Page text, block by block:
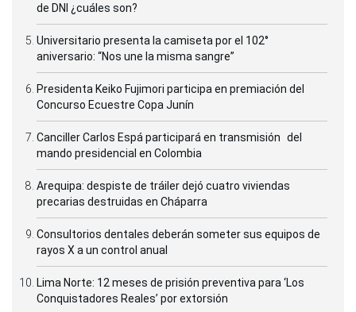
de DNI ¿cuáles son?
Universitario presenta la camiseta por el 102°
aniversario: “Nos une la misma sangre”
Presidenta Keiko Fujimori participa en premiación del
Concurso Ecuestre Copa Junín
Canciller Carlos Espá participará en transmisión del
mando presidencial en Colombia
Arequipa: despiste de tráiler dejó cuatro viviendas
precarias destruidas en Cháparra
Consultorios dentales deberán someter sus equipos de
rayos X a un control anual
Lima Norte: 12 meses de prisión preventiva para ‘Los
Conquistadores Reales’ por extorsión